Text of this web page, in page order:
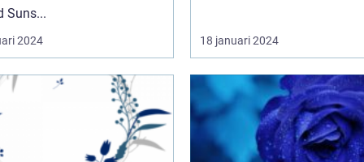
Suns...
2024 18 januari 2024